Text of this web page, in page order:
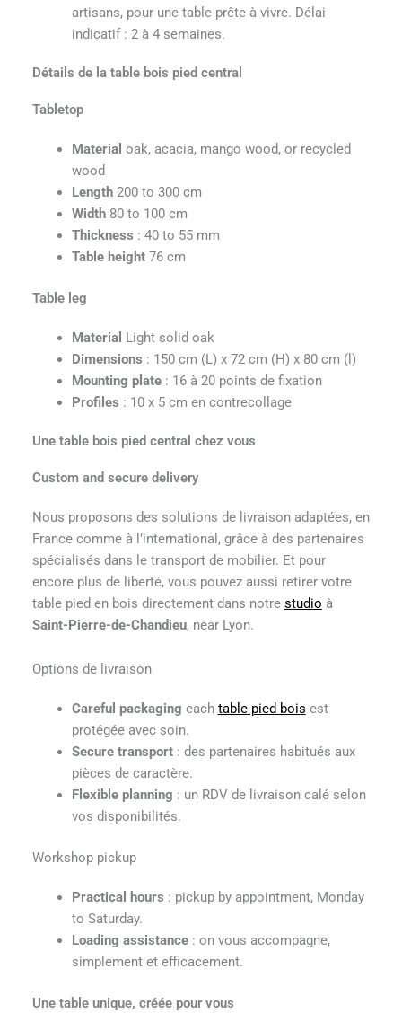
artisans, pour une table prête à vivre. Délai
indicatif : 2 à 4 semaines.
Détails de la table bois pied central
Tabletop
Material oak, acacia, mango wood, or recycled
wood
Length200 to 300 cm
Width80 to 100 cm
Thickness : 40 to 55 mm
Table height76 cm
Table leg
Material Light solid oak
Dimensions : 150 cm (L) x 72 cm (H) x 80 cm (l)
Mounting plate: 16 à 20 points de fixation
Profiles : 10 x 5 cm en contrecollage
Une table bois pied central chez vous
Custom and secure delivery
Nous proposons des solutions de livraison adaptées, en
France comme à l’international, grâce à des partenaires
spécialisés dans le transport de mobilier. Et pour
encore plus de liberté, vous pouvez aussi retirer votre
table pied en bois directement dans notre studio à
Saint-Pierre-de-Chandieu, near Lyon.
Options de livraison
Careful packaging each table pied bois est
protégée avec soin.
Secure transport: des partenaires habitués aux
pièces de caractère.
Flexible planning : un RDV de livraison calé selon
vos disponibilités.
Workshop pickup
Practical hours : pickup by appointment, Monday
to Saturday.
Loading assistance: on vous accompagne,
simplement et efficacement.
Une table unique, créée pour vous